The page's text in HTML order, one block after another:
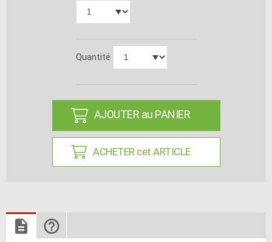
Quantité
AJOUTER au PANIER
ACHETER cet ARTICLE